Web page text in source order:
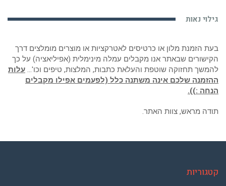
גילוי נאות
בעת הזמנת מלון או כרטיסים לאטרקציות או מוצרים מומלצים דרך
הקישורים שבאתר אנו מקבלים עמלה מינימלית (אפיליאציה) על כך
להמשך תחזוקה שוטפת והעלאת כתבות, המלצות, טיפים וכו'… עלות
ההזמנה שלכם אינה משתנה כלל (לפעמים אפילו מקבלים
הנחה :)).
תודה מראש, צוות האתר.
קטגוריות